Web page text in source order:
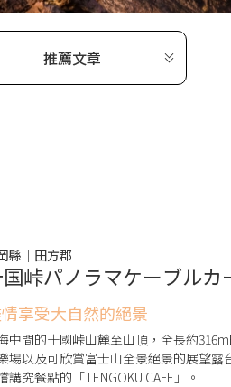
推薦文章
縣｜田方郡
峠パノラマケーブルカ
享受大自然的絕景
中間的十國峠山麓至山頂，全長約
場以及可欣賞富士山全景絕景的展望露
究餐點的「TENGOKU CAFE」。